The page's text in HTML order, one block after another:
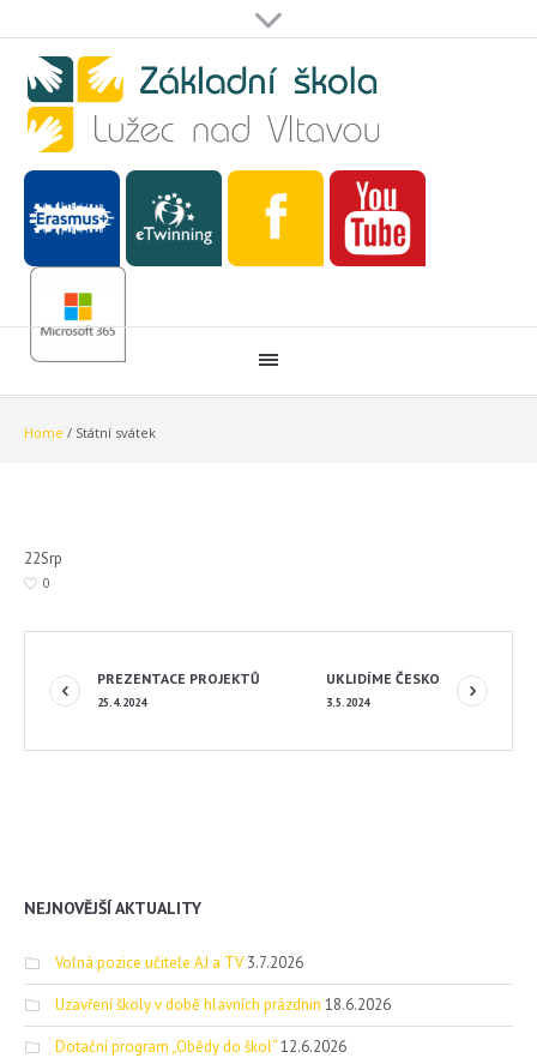
Home / Státní svátek
22Srp
0
PREZENTACE PROJEKTŮ
25.4.2024
UKLIDÍME ČESKO
3.5.2024
NEJNOVĚJŠÍ AKTUALITY
Volná pozice učitele AJ a TV 3.7.2026
Uzavření školy v době hlavních prázdnin 18.6.2026
Dotační program „Obědy do škol“12.6.2026